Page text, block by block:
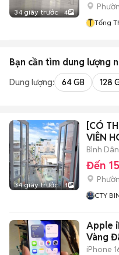
34 giây trước 4
T Tống
Bạn cần tìm dung lượng
Dung lượng: 64 GB 128
34 giây trước 1
[CÓ
VIÊN
Bình
Đến
CTY
Apple
Vàng
iPhone